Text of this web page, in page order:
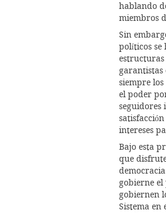
hablando
miembros
Sin
políticos se
estructuras
garantistas
siempre los
el poder
seguidores
satisfacción
intereses
Bajo esta
que
gobierne
gobiernen
Sistema en